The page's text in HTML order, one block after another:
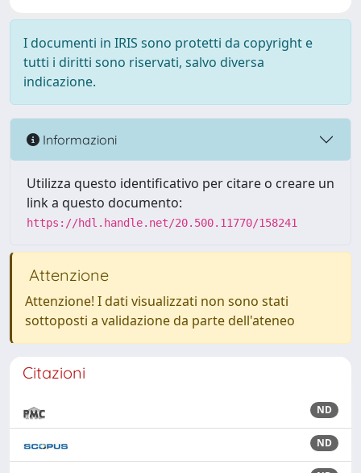
I documenti in IRIS sono protetti da copyright e
tutti i diritti sono riservati, salvo diversa
indicazione.
Informazioni
Utilizza questo identificativo per citare o creare un
link a questo documento:
https://hdl.handle.net/20.500.11770/158241
Attenzione
Attenzione! I dati visualizzati non sono stati
sottoposti a validazione da parte dell'ateneo
Citazioni
ND
ND